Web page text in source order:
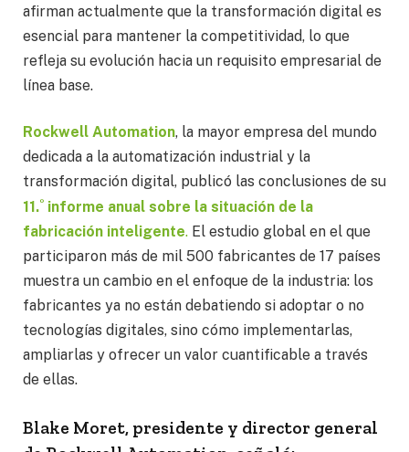
afirman actualmente que la transformación digital es
esencial para mantener la competitividad, lo que
refleja su evolución hacia un requisito empresarial de
línea base.
Rockwell Automation, la mayor empresa del mundo
dedicada a la automatización industrial y la
transformación digital, publicó las conclusiones de su
11.º informe anual sobre la situación de la
fabricación inteligente. El estudio global en el que
participaron más de mil 500 fabricantes de 17 países
muestra un cambio en el enfoque de la industria: los
fabricantes ya no están debatiendo si adoptar o no
tecnologías digitales, sino cómo implementarlas,
ampliarlas y ofrecer un valor cuantificable a través
de ellas.
Blake Moret, presidente y director general